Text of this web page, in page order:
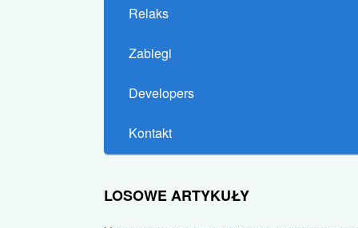
Relaks
Zabiegi
Developers
Kontakt
LOSOWE ARTYKUŁY